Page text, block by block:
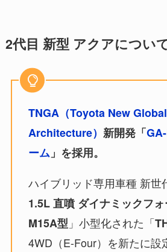
2代目 新型 アクアについ
TNGA（Toyota New Global
Architecture） 新開発「
ーム」を採用。
ハイブリッド専用車種 新世
1.5L 直噴 ダイナミックフ
M15A型 」小型化された「
4WD（E-Four）を新たに設